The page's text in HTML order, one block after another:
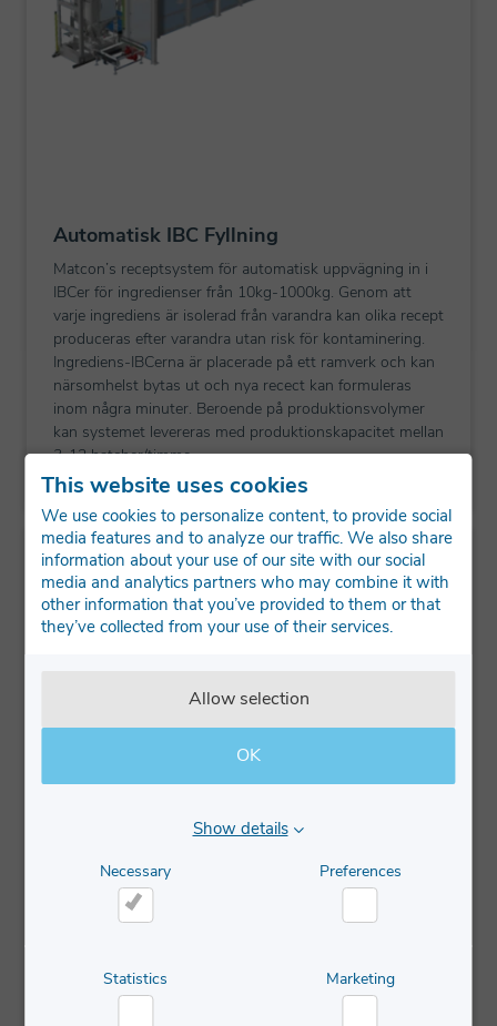
This website uses cookies
We use cookies to personalize content, to provide social
media features and to analyze our traffic. We also share
information about your use of our site with our social
media and analytics partners who may combine it with
other information that you’ve provided to them or that
they’ve collected from your use of their services.
Allow selection
OK
Show details
Necessary Preferences
Statistics Marketing
Automatisk IBC Fyllning
Matcon’s receptsystem för automatisk uppvägning in i
IBCer för ingredienser från 10kg-1000kg. Genom att
varje ingrediens är isolerad från varandra kan olika recept
produceras efter varandra utan risk för kontaminering.
Ingrediens-IBCerna är placerade på ett ramverk och kan
närsomhelst bytas ut och nya recect kan formuleras
inom några minuter. Beroende på produktionsvolymer
kan systemet levereras med produktionskapacitet mellan
3-12 batcher/timme.